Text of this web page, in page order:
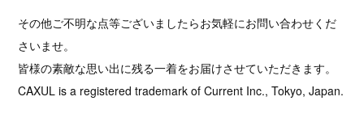
その他ご不明な点等ございましたらお気軽にお問い合わせくだ
さいませ。
皆様の素敵な思い出に残る一着をお届けさせていただきます。
CAXUL is a registered trademark of Current Inc., Tokyo, Japan.